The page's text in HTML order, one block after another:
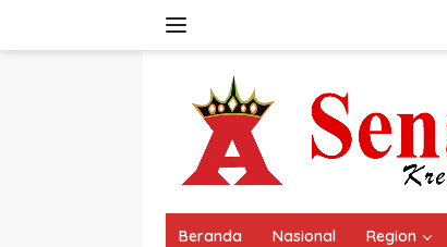
Beranda Nasional Region